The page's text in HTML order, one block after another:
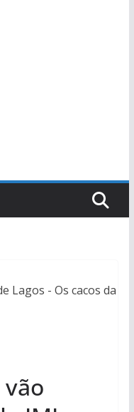
Lagos - Os cacos da